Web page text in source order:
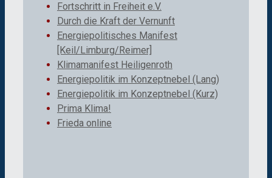
Fortschritt in Freiheit e.V.
Durch die Kraft der Vernunft
Energiepolitisches Manifest
[Keil/Limburg/Reimer]
Klimamanifest Heiligenroth
Energiepolitik im Konzeptnebel (Lang)
Energiepolitik im Konzeptnebel (Kurz)
Prima Klima!
Frieda online